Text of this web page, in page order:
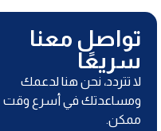
تواصل معنا
سريعًا
لا تتردد، نحن هنا لدعمك
ومساعدتك في أسرع وقت
ممكن.